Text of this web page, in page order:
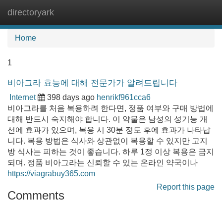
directoryark
Home
1
비아그라 효능에 대해 전문가가 알려드립니다
Internet 398 days ago henrikf961cca6
비아그라를 처음 복용하려 한다면, 정품 여부와 구매 방법에
대해 반드시 숙지해야 합니다. 이 약물은 남성의 성기능 개
선에 효과가 있으며, 복용 시 30분 정도 후에 효과가 나타납
니다. 복용 방법은 식사와 상관없이 복용할 수 있지만 고지
방 식사는 피하는 것이 좋습니다. 하루 1정 이상 복용은 금지
되며. 정품 비아그라는 신뢰할 수 있는 온라인 약국이나
https://viagrabuy365.com
Report this page
Comments